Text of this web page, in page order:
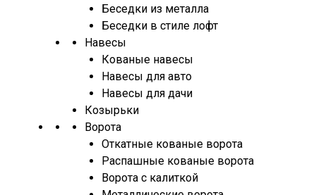
Беседки из металла
Беседки в стиле лофт
Навесы
Кованые навесы
Навесы для авто
Навесы для дачи
Козырьки
Ворота
Откатные кованые ворота
Распашные кованые ворота
Ворота с калиткой